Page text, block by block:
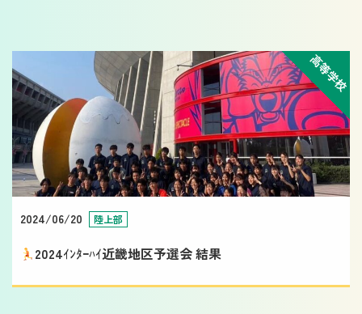
高等学校
2024/06/20 陸上部
2024ｲﾝﾀｰﾊｲ近畿地区予選会 結果